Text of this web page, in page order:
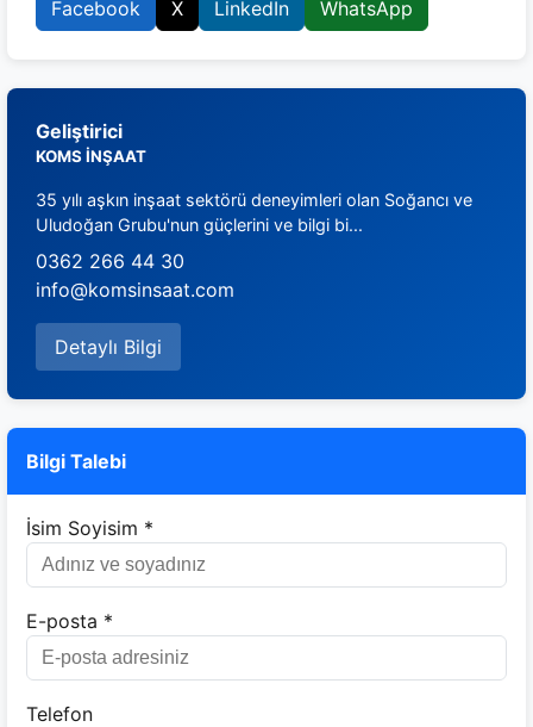
Facebook X LinkedIn WhatsApp
Geliştirici
KOMS İNŞAAT
35 yılı aşkın inşaat sektörü deneyimleri olan Soğancı ve
Uludoğan Grubu'nun güçlerini ve bilgi bi...
0362 266 44 30
info@komsinsaat.com
Detaylı Bilgi
Bilgi Talebi
İsim Soyisim *
E-posta *
Telefon